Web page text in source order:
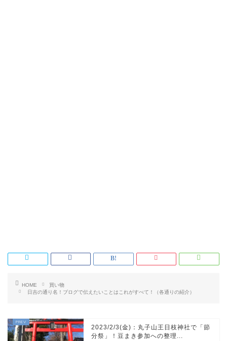
HOME
買い物
日吉の通り名！ブログで伝えたいことはこれがすべて！（各通りの紹介）
2023/2/3(金)：丸子山王日枝神社で「節
分祭」！豆まき参加への整理...